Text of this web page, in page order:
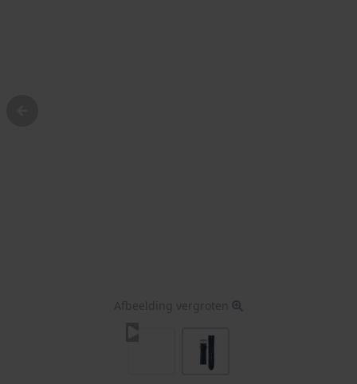
Afbeelding vergroten